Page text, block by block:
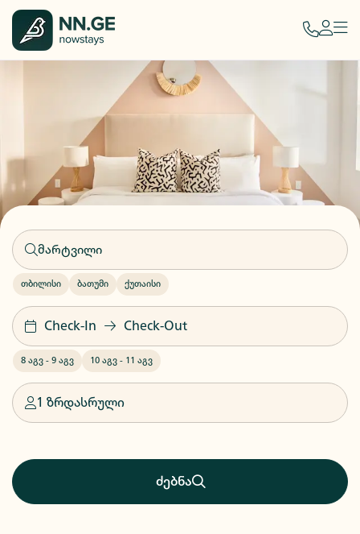
თბილისი ბათუმი ქუთაისი
Check-In Check-Out
8 აგვ - 9 აგვ 10 აგვ - 11 აგვ
1 ზრდასრული
ძებნა